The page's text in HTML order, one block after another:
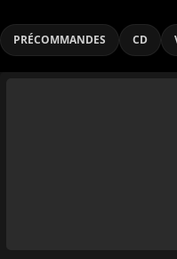
PRÉCOMMANDES CD